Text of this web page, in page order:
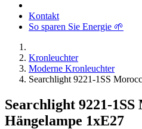
Kontakt
So sparen Sie Energie 🌱
Kronleuchter
Moderne Kronleuchter
Searchlight 9221-1SS
Searchlight 9221-1SS
Hängelampe 1xE27